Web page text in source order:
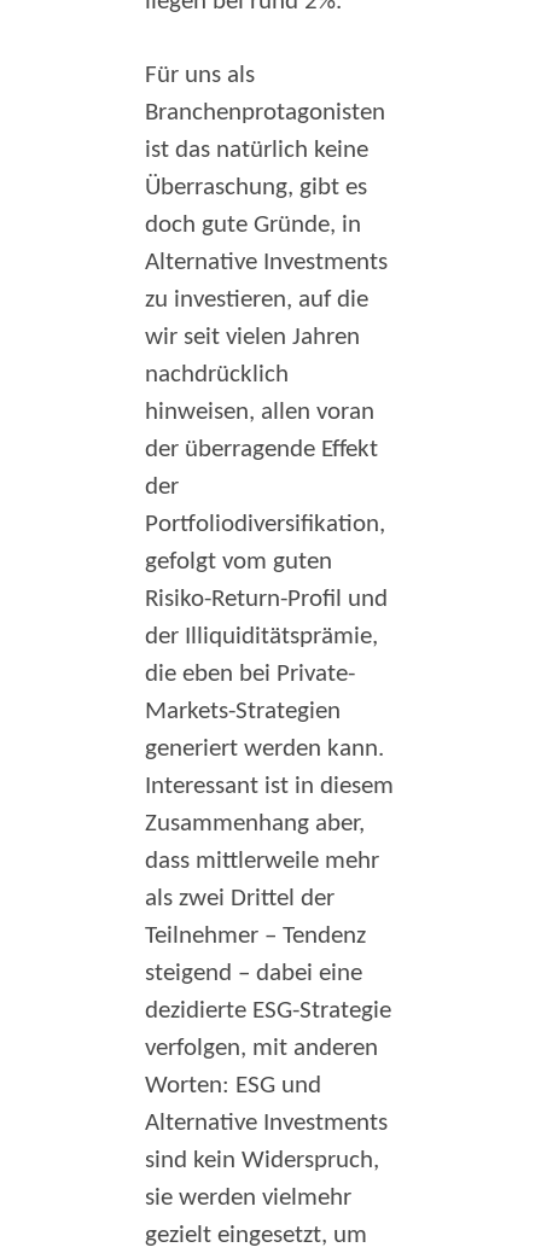
Für uns als
Branchenprotagonisten
ist das natürlich keine
Überraschung, gibt es
doch gute Gründe, in
Alternative Investments
zu investieren, auf die
wir seit vielen Jahren
nachdrücklich
hinweisen, allen voran
der überragende Effekt
der
Portfoliodiversifikation,
gefolgt vom guten
Risiko-Return-Profil und
der Illiquiditätsprämie,
die eben bei Private-
Markets-Strategien
generiert werden kann.
Interessant ist in diesem
Zusammenhang aber,
dass mittlerweile mehr
als zwei Drittel der
Teilnehmer – Tendenz
steigend – dabei eine
dezidierte ESG-Strategie
verfolgen, mit anderen
Worten: ESG und
Alternative Investments
sind kein Widerspruch,
sie werden vielmehr
gezielt eingesetzt, um